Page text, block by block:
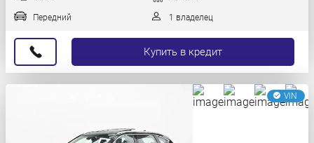
Передний 1 владелец
Купить в кредит
VIN